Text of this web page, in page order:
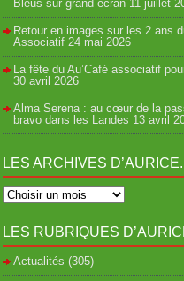
Bleus sur grand écran 11 juillet
Retour en images sur les 2 ans
Associatif 24 mai 2026
La fête du Au’Café associatif
30 avril 2026
Alma Serena : au cœur de la
bravo dans les Landes 13 avril
LES ARCHIVES
LES RUBRIQUES
Actualités (305)